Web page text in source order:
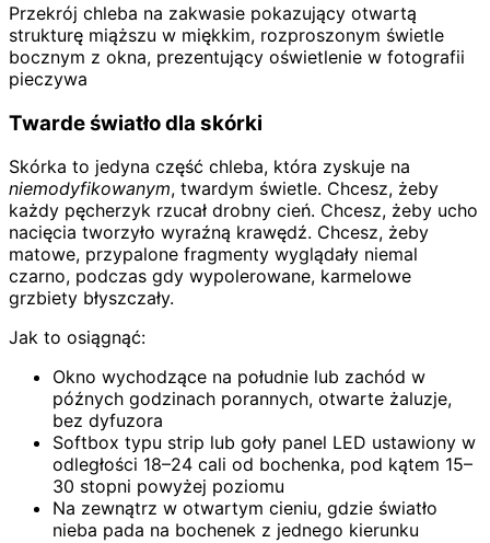
Przekrój chleba na zakwasie pokazujący otwartą
strukturę miąższu w miękkim, rozproszonym świetle
bocznym z okna, prezentujący oświetlenie w fotografii
pieczywa
Twarde światło dla skórki
Skórka to jedyna część chleba, która zyskuje na
niemodyfikowanym, twardym świetle. Chcesz, żeby
każdy pęcherzyk rzucał drobny cień. Chcesz, żeby ucho
nacięcia tworzyło wyraźną krawędź. Chcesz, żeby
matowe, przypalone fragmenty wyglądały niemal
czarno, podczas gdy wypolerowane, karmelowe
grzbiety błyszczały.
Jak to osiągnąć:
Okno wychodzące na południe lub zachód w
późnych godzinach porannych, otwarte żaluzje,
bez dyfuzora
Softbox typu strip lub goły panel LED ustawiony w
odległości 18–24 cali od bochenka, pod kątem 15–
30 stopni powyżej poziomu
Na zewnątrz w otwartym cieniu, gdzie światło
nieba pada na bochenek z jednego kierunku